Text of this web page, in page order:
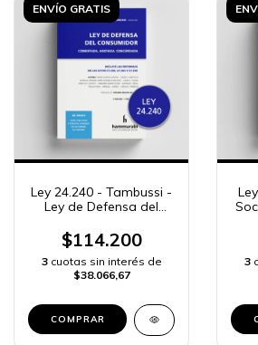
ENVÍO GRATIS
Ley 24.240 - Tambussi -
Ley de Defensa del
$114.200
3 cuotas sin interés de
$38.066,67
COMPRAR
3